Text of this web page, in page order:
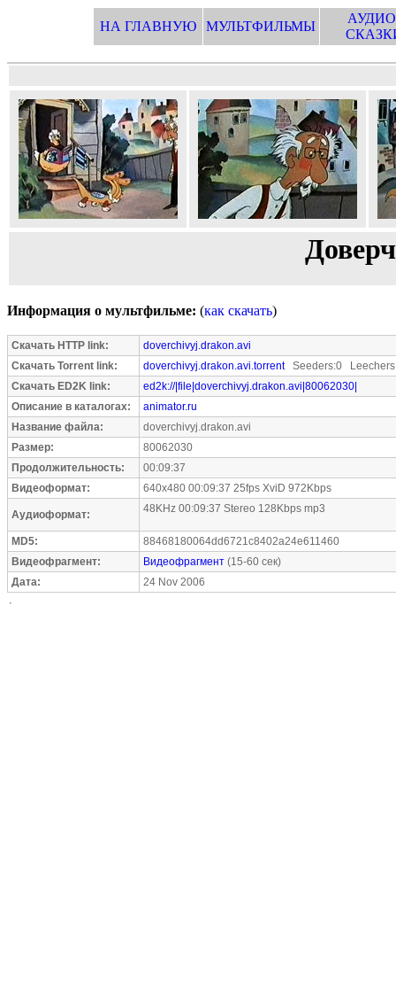
НА ГЛАВНУЮ МУЛЬТФИЛЬМЫ
Информация о мультфильме: (как скачать)
Скачать HTTP link:
doverchivyj.drakon.avi
Скачать Torrent link:
doverchivyj.drakon.avi.torrentSeeders:0
Скачать ED2K link:
ed2k://|file|doverchivyj.drakon.avi|80062030|
Описание в каталогах:
animator.ru
Название файла:
doverchivyj.drakon.avi
Размер:
80062030
Продолжительность:
00:09:37
Видеоформат:
640x480 00:09:37 25fps XviD 972Kbps
Аудиоформат: 48KHz 00:09:37 Stereo 128Kbps mp3
MD5:
88468180064dd6721c8402a24e611460
Видеофрагмент:
Видеофрагмент (15-60 сек)
Дата:
24 Nov 2006